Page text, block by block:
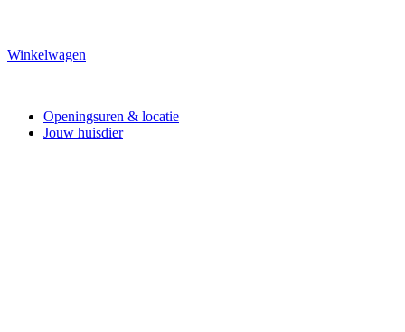
Winkelwagen
Openingsuren & locatie
Jouw huisdier